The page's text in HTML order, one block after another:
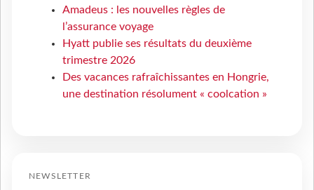
Amadeus : les nouvelles règles de
l’assurance voyage
Hyatt publie ses résultats du deuxième
trimestre 2026
Des vacances rafraîchissantes en Hongrie,
une destination résolument « coolcation »
NEWSLETTER